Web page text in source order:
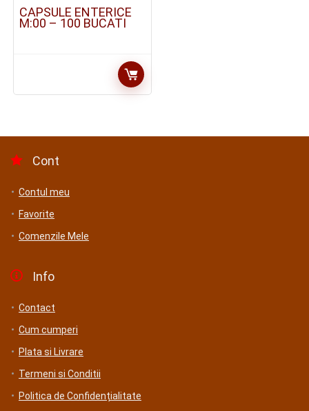
CAPSULE ENTERICE
M:00 – 100 BUCATI
Cont
Contul meu
Favorite
Comenzile Mele
Info
Contact
Cum cumperi
Plata si Livrare
Termeni si Conditii
Politica de Confidențialitate